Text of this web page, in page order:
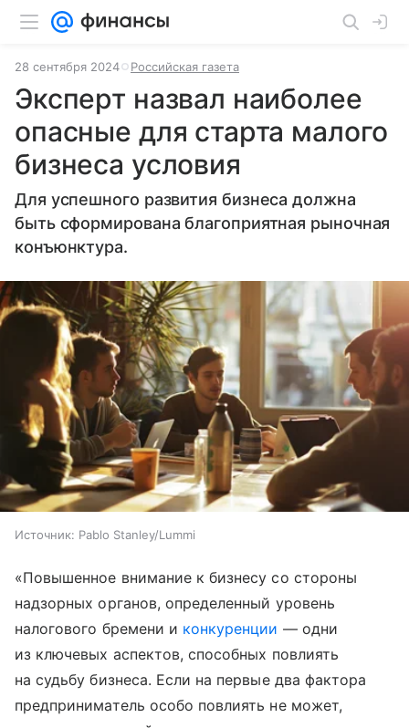
28 сентября 2024 Российская газета
Эксперт назвал наиболее
опасные для старта малого
бизнеса условия
Для успешного развития бизнеса должна
быть сформирована благоприятная рыночная
конъюнктура.
Источник: Pablo Stanley/Lummi
«Повышенное внимание к бизнесу со стороны
надзорных органов, определенный уровень
налогового бремени и конкуренции — одни
из ключевых аспектов, способных повлиять
на судьбу бизнеса. Если на первые два фактора
предприниматель особо повлиять не может,